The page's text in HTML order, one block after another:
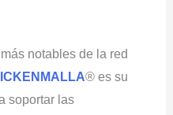
notables de la red
® es su
soportar las